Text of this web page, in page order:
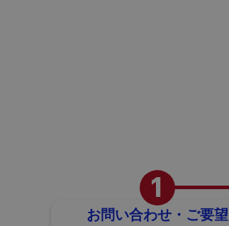
1
お問い合わせ・ご要望